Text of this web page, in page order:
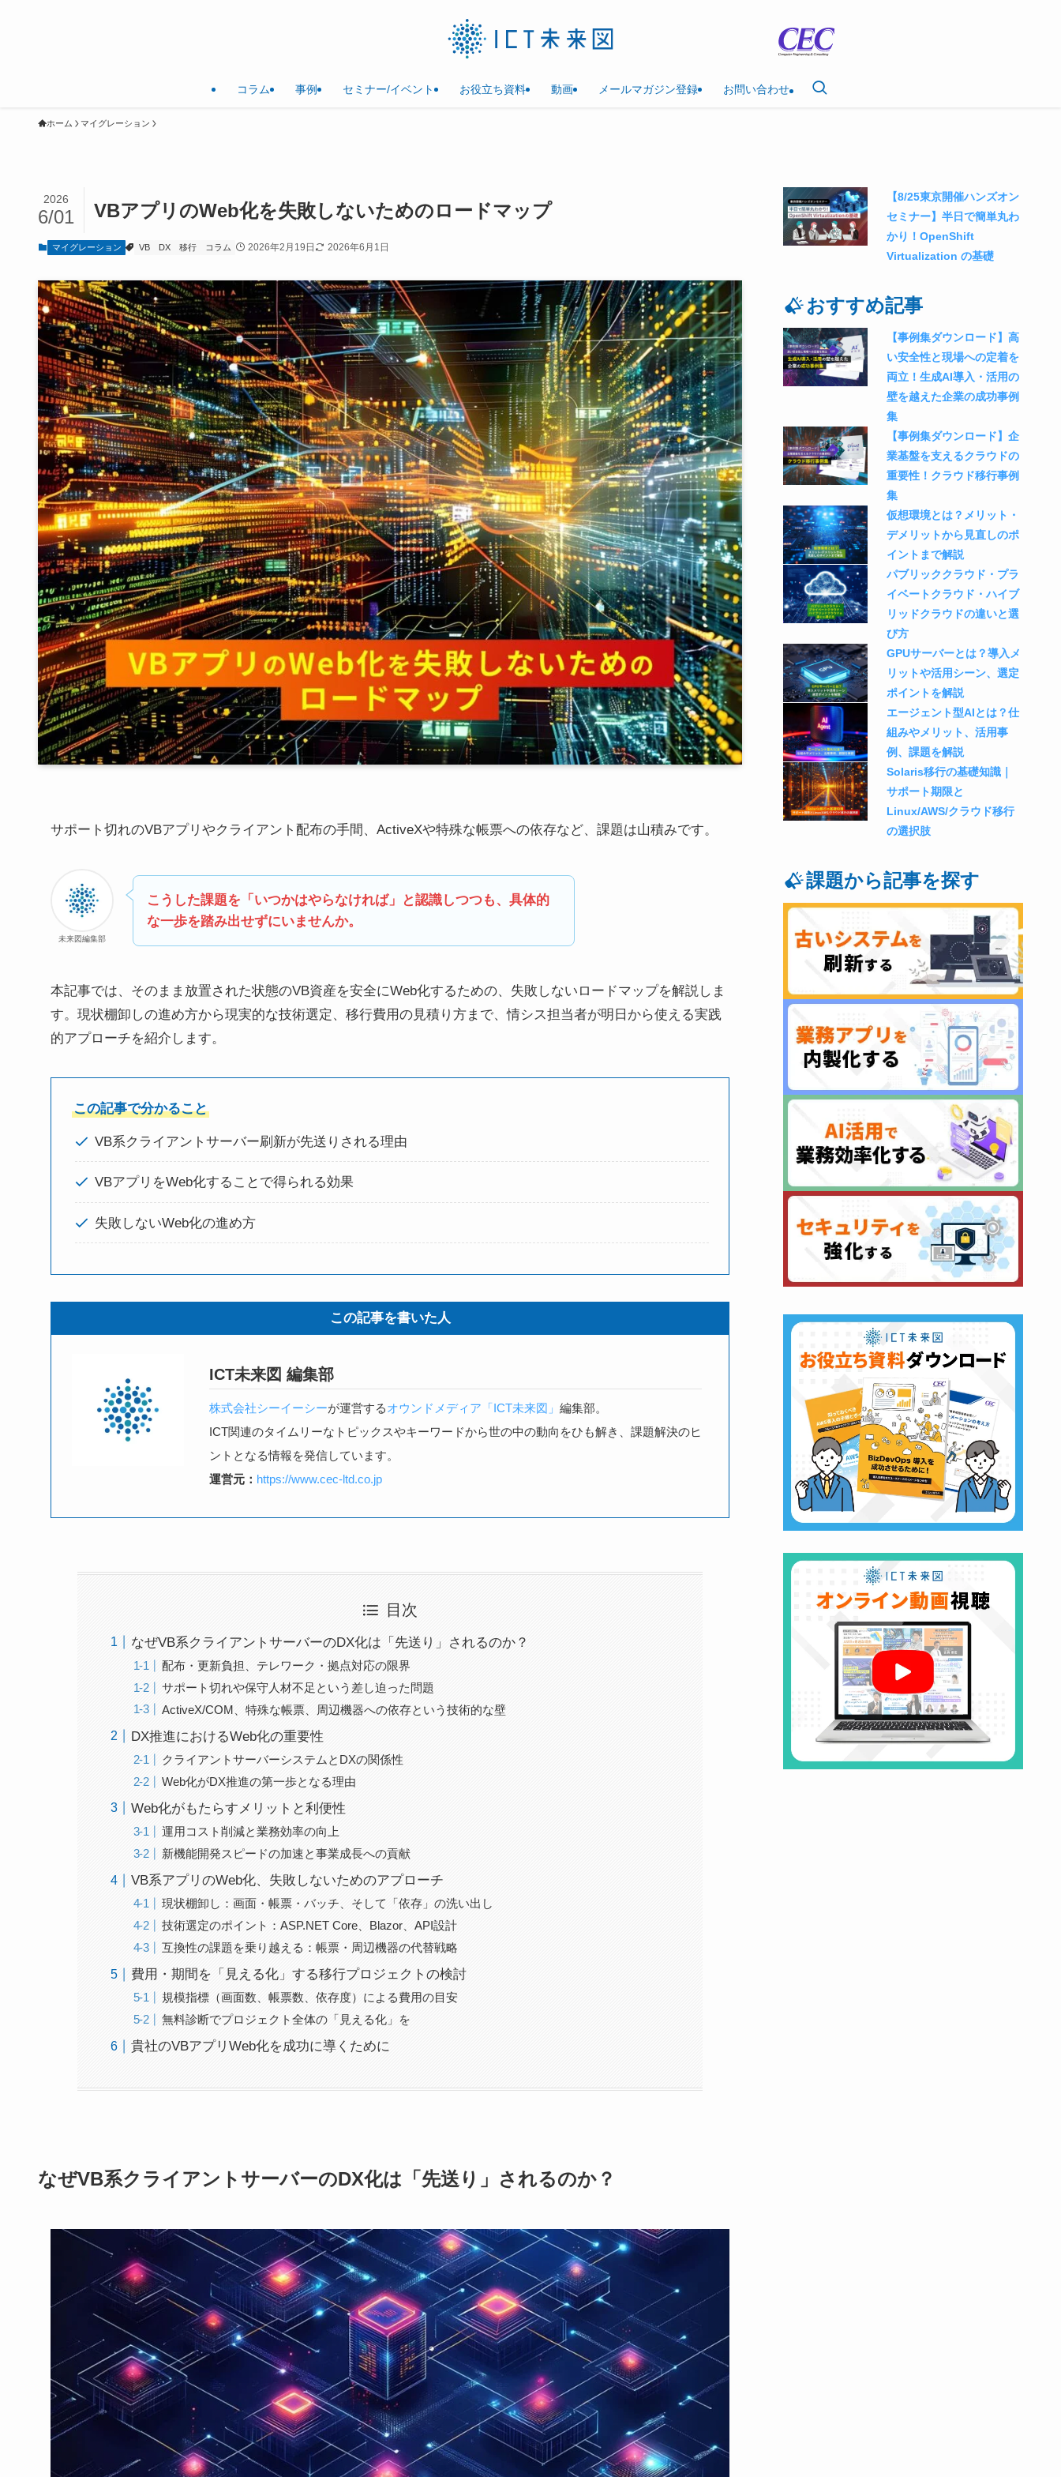
コラム 事例 セミナー/イベント お役立ち資料 動画 メールマガジン登録 お問い合わせ
ホーム マイグレーション
VBアプリのWeb化を失敗しないためのロードマップ
2026
6/01
マイグレーション VB DX 移行 コラム 2026年2月19日 2026年6月1日
サポート切れのVBアプリやクライアント配布の手間、ActiveXや特殊な帳票への依存など、課題は山積みです。
未来図編集部
こうした課題を「いつかはやらなければ」と認識しつつも、具体的
な一歩を踏み出せずにいませんか。
本記事では、そのまま放置された状態のVB資産を安全にWeb化するための、失敗しないロードマップを解説しま
す。現状棚卸しの進め方から現実的な技術選定、移行費用の見積り方まで、情シス担当者が明日から使える実践
的アプローチを紹介します。
この記事で分かること
VB系クライアントサーバー刷新が先送りされる理由
VBアプリをWeb化することで得られる効果
失敗しないWeb化の進め方
この記事を書いた人
ICT未来図 編集部
株式会社シーイーシーが運営するオウンドメディア「ICT未来図」 編集部。
ICT関連のタイムリーなトピックスやキーワードから世の中の動向をひも解き、課題解決のヒ
ントとなる情報を発信しています。
運営元： https://www.cec-ltd.co.jp
目次
なぜVB系クライアントサーバーのDX化は「先送り」されるのか？
配布・更新負担、テレワーク・拠点対応の限界
サポート切れや保守人材不足という差し迫った問題
ActiveX/COM、特殊な帳票、周辺機器への依存という技術的な壁
DX推進におけるWeb化の重要性
クライアントサーバーシステムとDXの関係性
Web化がDX推進の第一歩となる理由
Web化がもたらすメリットと利便性
運用コスト削減と業務効率の向上
新機能開発スピードの加速と事業成長への貢献
VB系アプリのWeb化、失敗しないためのアプローチ
現状棚卸し：画面・帳票・バッチ、そして「依存」の洗い出し
技術選定のポイント：ASP.NET Core、Blazor、API設計
互換性の課題を乗り越える：帳票・周辺機器の代替戦略
費用・期間を「見える化」する移行プロジェクトの検討
規模指標（画面数、帳票数、依存度）による費用の目安
無料診断でプロジェクト全体の「見える化」を
貴社のVBアプリWeb化を成功に導くために
なぜVB系クライアントサーバーのDX化は「先送り」されるのか？
【8/25東京開催ハンズオン
セミナー】半日で簡単丸わ
かり！OpenShift
Virtualization の基礎
おすすめ記事
【事例集ダウンロード】高
い安全性と現場への定着を
両立！生成AI導入・活用の
壁を越えた企業の成功事例
集
【事例集ダウンロード】企
業基盤を支えるクラウドの
重要性！クラウド移行事例
集
仮想環境とは？メリット・
デメリットから見直しのポ
イントまで解説
パブリッククラウド・プラ
イベートクラウド・ハイブ
リッドクラウドの違いと選
び方
GPUサーバーとは？導入メ
リットや活用シーン、選定
ポイントを解説
エージェント型AIとは？仕
組みやメリット、活用事
例、課題を解説
Solaris移行の基礎知識｜
サポート期限と
Linux/AWS/クラウド移行
の選択肢
課題から記事を探す